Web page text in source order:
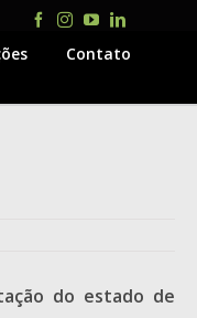
Facebook
Instagram
YouTubeLinkedIn
Contato
do estado de